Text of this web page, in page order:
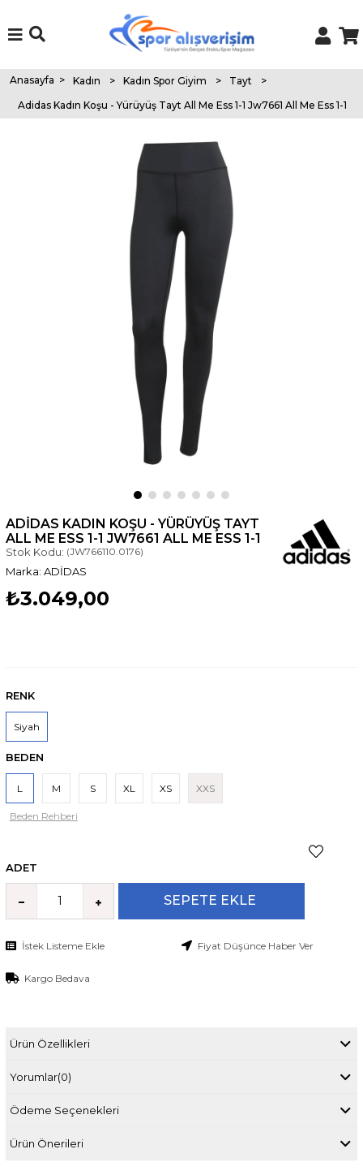
Anasayfa > Kadın > Kadın Spor Giyim > Tayt
>
Adidas Kadın Koşu - Yürüyüş Tayt All Me Ess 1-1 Jw7661 All Me Ess 1-1
ADIDAS KADIN KOŞU - YÜRÜYÜŞ TAYT
ALL ME ESS 1-1 JW7661 ALL ME ESS 1-1
Stok Kodu: (JW766110.0176)
ADİDAS
₺3.049,00
RENK
Siyah
BEDEN
L M S XL XS XXS
Beden Rehberi
ADET
İstek Listeme Ekle Fiyat Düşünce Haber Ver
Kargo Bedava
Ürün Özellikleri
Yorumlar(0)
Ödeme Seçenekleri
Ürün Önerileri